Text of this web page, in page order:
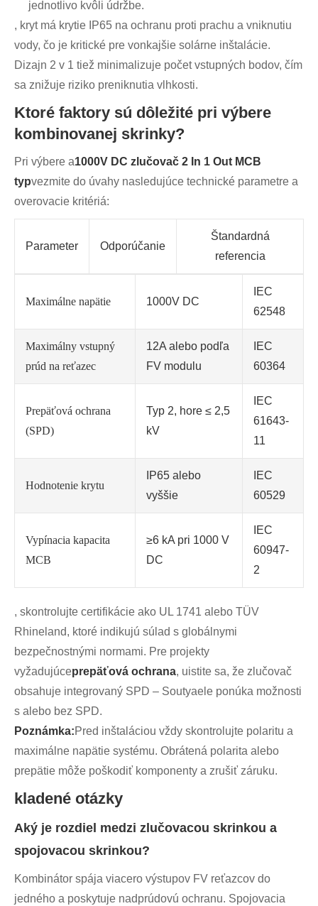
jednotlivo kvôli údržbe.
, kryt má krytie IP65 na ochranu proti prachu a vniknutiu
vody, čo je kritické pre vonkajšie solárne inštalácie.
Dizajn 2 v 1 tiež minimalizuje počet vstupných bodov, čím
sa znižuje riziko preniknutia vlhkosti.
Ktoré faktory sú dôležité pri výbere
kombinovanej skrinky?
Pri výbere a1000V DC zlučovač 2 In 1 Out MCB
typvezmite do úvahy nasledujúce technické parametre a
overovacie kritériá:
Parameter Odporúčanie
Štandardná
referencia
Maximálne napätie 1000V DC
IEC
62548
Maximálny vstupný
prúd na reťazec
12A alebo podľa
FV modulu
IEC
60364
Prepäťová ochrana
(SPD)
Typ 2, hore ≤ 2,5
kV
IEC
61643-
11
Hodnotenie krytu
IP65 alebo
vyššie
IEC
60529
Vypínacia kapacita
MCB
≥6 kA pri 1000 V
DC
IEC
60947-
2
, skontrolujte certifikácie ako UL 1741 alebo TÜV
Rhineland, ktoré indikujú súlad s globálnymi
bezpečnostnými normami. Pre projekty
vyžadujúceprepäťová ochrana, uistite sa, že zlučovač
obsahuje integrovaný SPD – Soutyaele ponúka možnosti
s alebo bez SPD.
Poznámka:Pred inštaláciou vždy skontrolujte polaritu a
maximálne napätie systému. Obrátená polarita alebo
prepätie môže poškodiť komponenty a zrušiť záruku.
kladené otázky
Aký je rozdiel medzi zlučovacou skrinkou a
spojovacou skrinkou?
Kombinátor spája viacero výstupov FV reťazcov do
jedného a poskytuje nadprúdovú ochranu. Spojovacia